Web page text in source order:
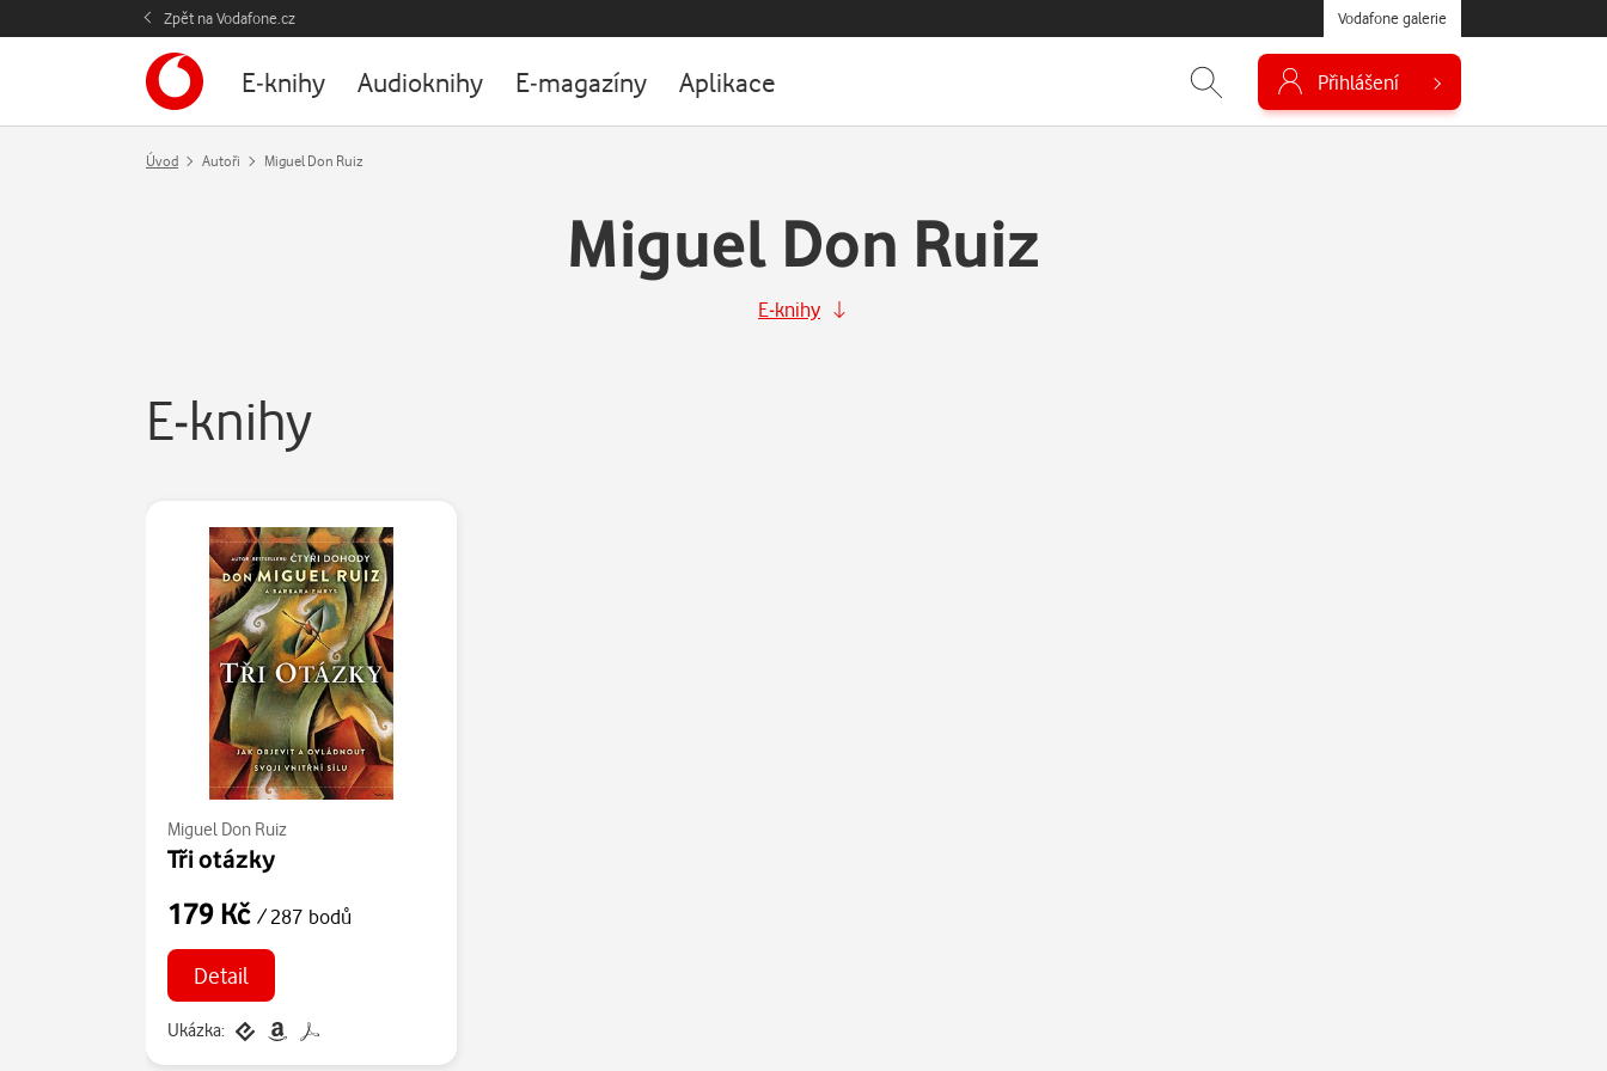
Zpět na Vodafone.cz Vodafone galerie
E-knihy Audioknihy E-magazíny Aplikace Přihlášení
Úvod Autoři Miguel Don Ruiz
Miguel Don Ruiz
E-knihy
E-knihy
Miguel Don Ruiz
Tři otázky
179 Kč / 287 bodů
Detail
Ukázka: